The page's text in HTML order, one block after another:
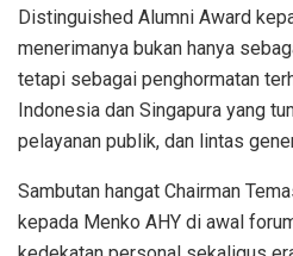
Distinguished Alumni Award
menerimanya bukan hanya
tetapi sebagai penghormatan
Indonesia dan Singapura yang
pelayanan publik, dan lintas
Sambutan hangat Chairman
kepada Menko AHY di awal